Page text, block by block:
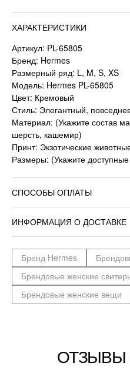
ХАРАКТЕРИСТИКИ
Артикул: PL-65805
Бренд: Hermes
Размерный ряд: L, M, S, XS
Модель: Hermes PL-65805
Цвет: Кремовый
Стиль: Элегантный,
Материал: (Укажите состав
шерсть, кашемир)
Принт: Экзотические
Размеры: (Укажите
СПОСОБЫ ОПЛАТЫ
ИНФОРМАЦИЯ О ДОСТАВКЕ
Бренд Hermes
Брендовые женские
Брендовые женские вещи
ОТЗЫВЫ